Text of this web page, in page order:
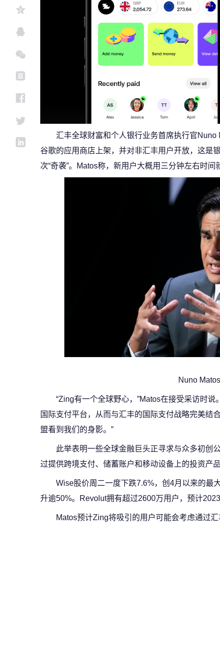
汇丰全球财富和个人银行业务首席执行官
谷歌的应用商店上架，并对非汇丰用户开放，这是
次“奇袭”。Matos称，新用户大概用三分钟左右时间
Nuno Matos
“Zing有一个全球野心，”Matos在接受采访时
国际支付平台，从而与汇丰的国际支付战略完美结
盟看到我们的身影。”
此举表明一些全球金融巨头正寻求与众多初创
过提供跨境支付、储蓄账户和移动设备上的投资产
Wise股价周二一度下跌7.6%，创4月以来的最
升逾50%。Revolut拥有超过2600万用户，预计
Matos预计Zing将吸引的用户可能会考虑通过